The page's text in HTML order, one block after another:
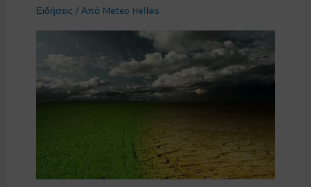
Ειδήσεις / Από Meteo Hellas